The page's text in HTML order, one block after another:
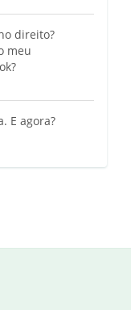
direito?
meu
E agora?